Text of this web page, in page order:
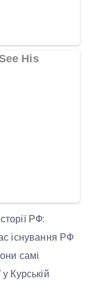
РФ:
існування РФ
самі
Курській